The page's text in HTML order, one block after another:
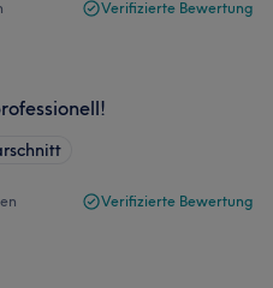
Verifizierte Bewertung
Verifizierte Bewertung